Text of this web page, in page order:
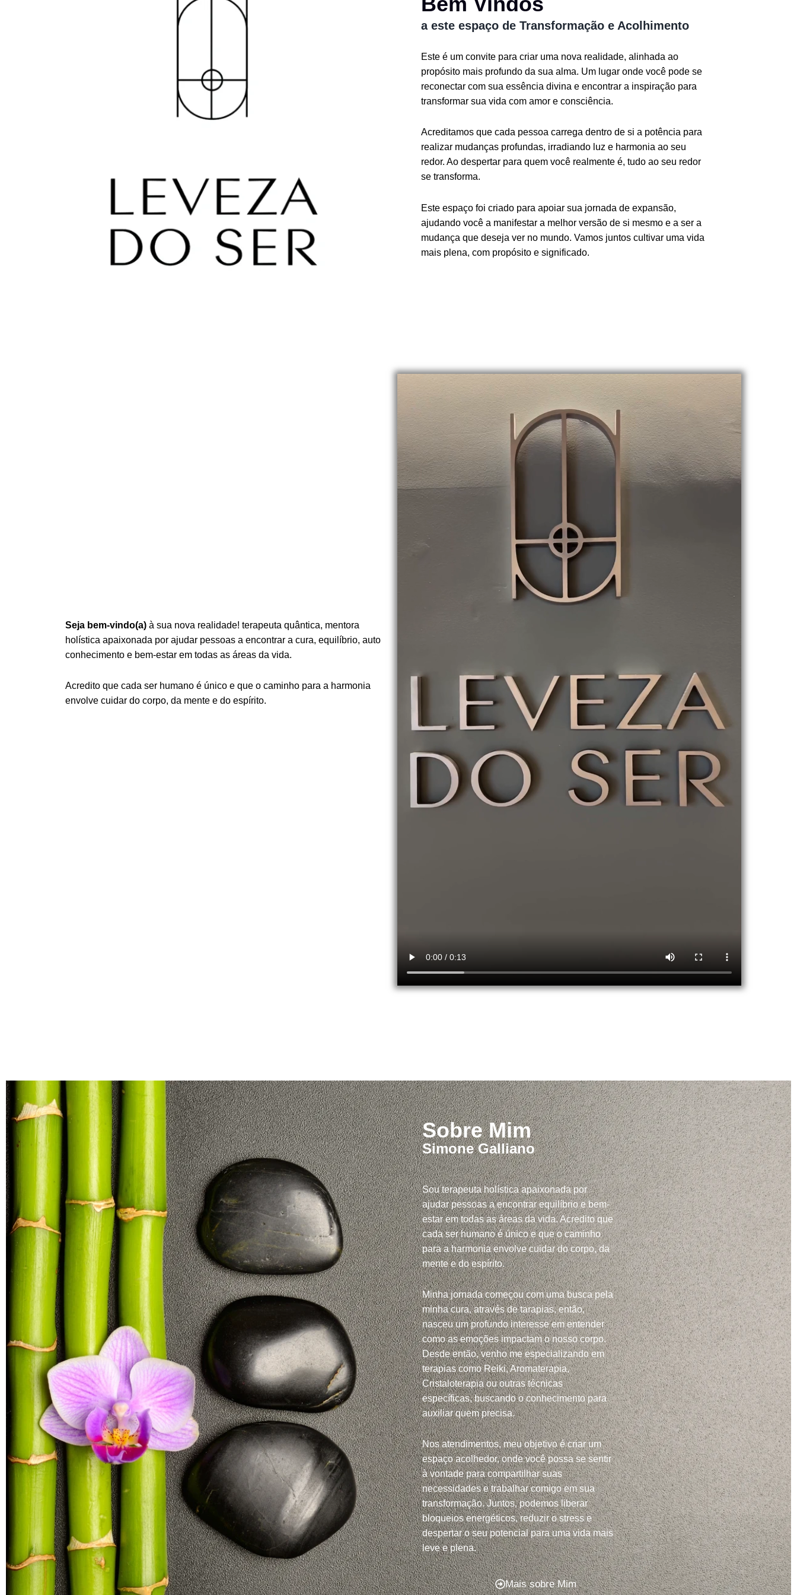
a este espaço de Transformação e Acolhimento
Este é um convite para criar uma nova realidade, alinhada ao
propósito mais profundo da sua alma. Um lugar onde você pode se
reconectar com sua essência divina e encontrar a inspiração para
transformar sua vida com amor e consciência.
Acreditamos que cada pessoa carrega dentro de si a potência para
realizar mudanças profundas, irradiando luz e harmonia ao seu
redor. Ao despertar para quem você realmente é, tudo ao seu redor
se transforma.
Este espaço foi criado para apoiar sua jornada de expansão,
ajudando você a manifestar a melhor versão de si mesmo e a ser a
mudança que deseja ver no mundo. Vamos juntos cultivar uma vida
mais plena, com propósito e significado.
Seja bem-vindo(a) à sua nova realidade! terapeuta quântica, mentora
holística apaixonada por ajudar pessoas a encontrar a cura, equilíbrio, auto
conhecimento e bem-estar em todas as áreas da vida.
Acredito que cada ser humano é único e que o caminho para a harmonia
envolve cuidar do corpo, da mente e do espírito.
Sobre Mim
Simone Galliano
Sou terapeuta holística apaixonada por
ajudar pessoas a encontrar equilíbrio e bem-
estar em todas as áreas da vida. Acredito que
cada ser humano é único e que o caminho
para a harmonia envolve cuidar do corpo, da
mente e do espírito.
Minha jornada começou com uma busca pela
minha cura, através de tarapias, então,
nasceu um profundo interesse em entender
como as emoções impactam o nosso corpo.
Desde então, venho me especializando em
terapias como Reiki, Aromaterapia,
Cristaloterapia ou outras técnicas
específicas, buscando o conhecimento para
auxiliar quem precisa.
Nos atendimentos, meu objetivo é criar um
espaço acolhedor, onde você possa se sentir
à vontade para compartilhar suas
necessidades e trabalhar comigo em sua
transformação. Juntos, podemos liberar
bloqueios energéticos, reduzir o stress e
despertar o seu potencial para uma vida mais
leve e plena.
Mais sobre Mim